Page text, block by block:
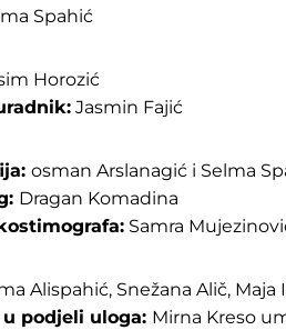
Spahić
Horozić
Jasmin Fajić
osman Arslanagić i Selma
Dragan Komadina
Samra
Alispahić, Snežana Alič,
podjeli uloga: Mirna Kreso